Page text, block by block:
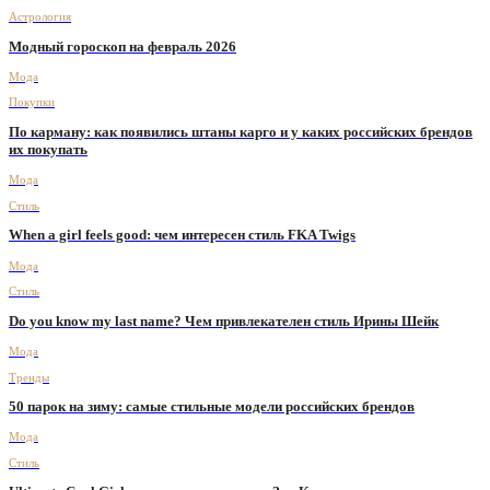
Астрология
Модный гороскоп на февраль 2026
Мода
Покупки
По карману: как появились штаны карго и у каких российских брендов
их покупать
Мода
Стиль
When a girl feels good: чем интересен стиль FKA Twigs
Мода
Стиль
Do you know my last name? Чем привлекателен стиль Ирины Шейк
Мода
Тренды
50 парок на зиму: самые стильные модели российских брендов
Мода
Стиль